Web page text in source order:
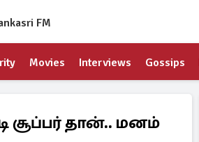
FM
Movies Interviews Gossips
தான்.. மனம்